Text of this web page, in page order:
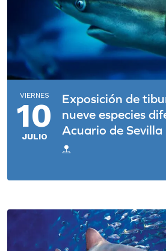
VIERNES
10
JULIO
Exposición de
nueve especies
Acuario de Sevilla